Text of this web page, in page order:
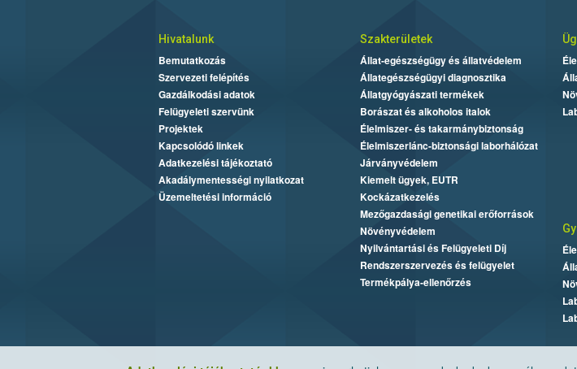
Hivatalunk
Bemutatkozás
Szervezeti felépítés
Gazdálkodási adatok
Felügyeleti szervünk
Projektek
Kapcsolódó linkek
Adatkezelési tájékoztató
Akadálymentességi nyilatkozat
Üzemeltetési információ
Szakterületek
Állat-egészségügy és állatvédelem
Állategészségügyi diagnosztika
Állatgyógyászati termékek
Borászat és alkoholos italok
Élelmiszer- és takarmánybiztonság
Élelmiszerlánc-biztonsági laborhálózat
Járványvédelem
Kiemelt ügyek, EUTR
Kockázatkezelés
Mezőgazdasági genetikai erőforrások
Növényvédelem
Nyilvántartási és Felügyeleti Díj
Rendszerszervezés és felügyelet
Termékpálya-ellenőrzés